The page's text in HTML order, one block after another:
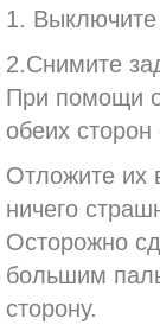
1.
2.Снимите
При помощи
обеих сторон
Отложите их
ничего
Осторожно
большим
сторону.